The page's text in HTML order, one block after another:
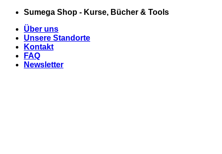
Zum
springen
Sumega Shop - Kurse, Bücher & Tools
Über uns
Unsere Standorte
Kontakt
FAQ
Newsletter